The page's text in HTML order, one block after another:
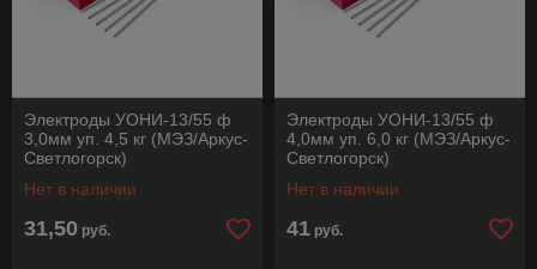
Электроды УОНИ-13/55 ф
3,0мм уп. 4,5 кг (МЭЗ/Аркус-
Светлогорск)
Нет в наличии
31,50 руб.
Электроды УОНИ-13/55 ф
4,0мм уп. 6,0 кг (МЭЗ/Аркус-
Светлогорск)
Нет в наличии
41 руб.